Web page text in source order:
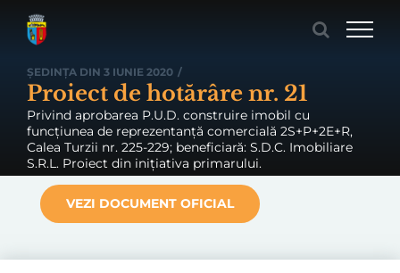
ȘEDINȚA DIN 3 IUNIE 2020 /
Proiect de hotărâre nr. 21
Privind aprobarea P.U.D. construire imobil cu
funcțiunea de reprezentanță comercială 2S+P+2E+R,
Calea Turzii nr. 225-229; beneficiară: S.D.C. Imobiliare
S.R.L. Proiect din inițiativa primarului.
VEZI DOCUMENT OFICIAL